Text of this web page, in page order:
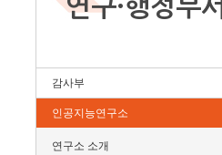
연구·행정부서
감사부
인공지능연구소
연구소 소개